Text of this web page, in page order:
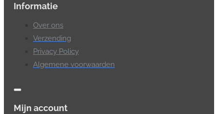
Informatie
Over ons
Verzending
Privacy Policy
Algemene voorwaarden
Mijn account